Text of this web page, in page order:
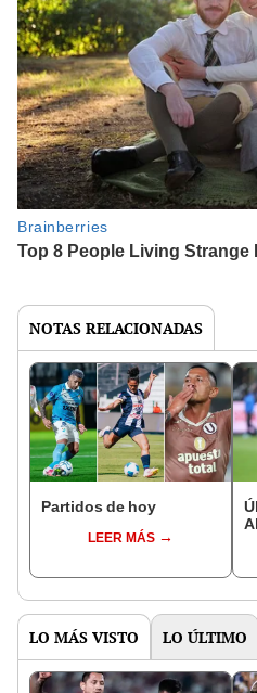
NOTAS RELACIONADAS
Partidos de hoy
LEER MÁS
LO MÁS VISTO LO ÚLTIMO